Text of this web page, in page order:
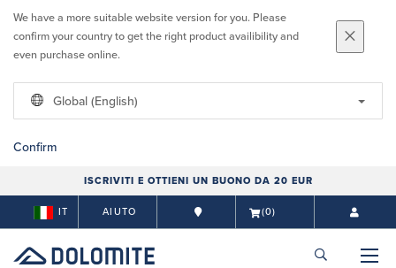
We have a more suitable website version for you. Please
confirm your country to get the right product availibility and
even purchase online.
Global (English)
Confirm
ISCRIVITI E OTTIENI UN BUONO DA 20 EUR
IT AIUTO (0)